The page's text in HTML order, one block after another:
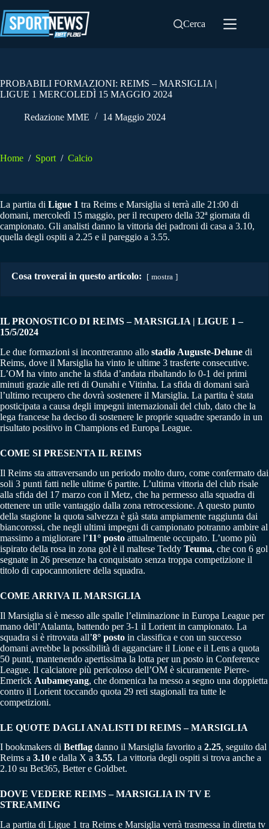
al
contenuto
Cerca
PROBABILI FORMAZIONI: REIMS – MARSIGLIA |
LIGUE 1 MERCOLEDÌ 15 MAGGIO 2024
Redazione MME 14 Maggio 2024
Home / Sport / Calcio
La partita di Ligue 1 tra Reims e Marsiglia si terrà alle 21:00 di
domani, mercoledì 15 maggio, per il recupero della 32ª giornata di
campionato. Gli analisti danno la vittoria dei padroni di casa a 3.10,
quella degli ospiti a 2.25 e il pareggio a 3.55.
Cosa troverai in questo articolo: mostra
IL PRONOSTICO DI REIMS – MARSIGLIA | LIGUE 1 –
15/5/2024
Le due formazioni si incontreranno allo stadio Auguste-Delune di
Reims, dove il Marsiglia ha vinto le ultime 3 trasferte consecutive.
L’OM ha vinto anche la sfida d’andata ribaltando lo 0-1 dei primi
minuti grazie alle reti di Ounahi e Vitinha. La sfida di domani sarà
l’ultimo recupero che dovrà sostenere il Marsiglia. La partita è stata
posticipata a causa degli impegni internazionali del club, dato che la
lega francese ha deciso di sostenere le proprie squadre sperando in un
risultato positivo in Champions ed Europa League.
COME SI PRESENTA IL REIMS
Il Reims sta attraversando un periodo molto duro, come confermato dai
soli 3 punti fatti nelle ultime 6 partite. L’ultima vittoria del club risale
alla sfida del 17 marzo con il Metz, che ha permesso alla squadra di
ottenere un utile vantaggio dalla zona retrocessione. A questo punto
della stagione la quota salvezza è già stata ampiamente raggiunta dai
biancorossi, che negli ultimi impegni di campionato potranno ambire al
massimo a migliorare l’11° posto attualmente occupato. L’uomo più
ispirato della rosa in zona gol è il maltese Teddy Teuma, che con 6 gol
segnate in 26 presenze ha conquistato senza troppa competizione il
titolo di capocannoniere della squadra.
COME ARRIVA IL MARSIGLIA
Il Marsiglia si è messo alle spalle l’eliminazione in Europa League per
mano dell’Atalanta, battendo per 3-1 il Lorient in campionato. La
squadra si è ritrovata all’8° posto in classifica e con un successo
domani avrebbe la possibilità di agganciare il Lione e il Lens a quota
50 punti, mantenendo apertissima la lotta per un posto in Conference
League. Il calciatore più pericoloso dell’OM è sicuramente Pierre-
Emerick Aubameyang, che domenica ha messo a segno una doppietta
contro il Lorient toccando quota 29 reti stagionali tra tutte le
competizioni.
LE QUOTE DAGLI ANALISTI DI REIMS – MARSIGLIA
I bookmakers di Betflag danno il Marsiglia favorito a 2.25, seguito dal
Reims a 3.10 e dalla X a 3.55. La vittoria degli ospiti si trova anche a
2.10 su Bet365, Better e Goldbet.
DOVE VEDERE REIMS – MARSIGLIA IN TV E
STREAMING
La partita di Ligue 1 tra Reims e Marsiglia verrà trasmessa in diretta tv